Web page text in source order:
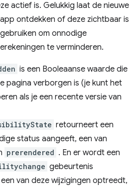
actief is. Gelukkig laat de nieuwe
ontdekken of deze zichtbaar is
om onnodige
te verminderen.
is een Booleaanse waarde die
pagina verborgen is (je kunt het
als je een recente versie van
retourneert een
status aangeeft, een van
prerendered . En er wordt een
gebeurtenis
van deze wijzigingen optreedt,